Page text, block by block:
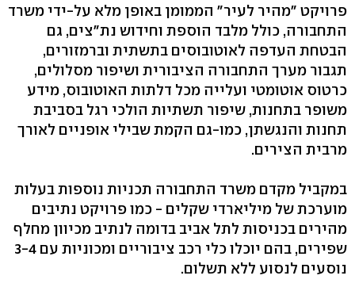
פרויקט "מהיר לעיר" הממומן באופן מלא על-ידי משרד
התחבורה, כולל מלבד הוספת וחידוש נת"צים, גם
הבטחת העדפה לאוטובוסים בתשתית וברמזורים,
תגבור מערך התחבורה הציבורית ושיפור מסלולים,
כרטוס אוטומטי ועלייה מכל דלתות האוטובוס, מידע
משופר בתחנות, שיפור תשתיות הולכי רגל בסביבת
תחנות והנגשתן, כמו-גם הקמת שבילי אופניים לאורך
מרבית הצירים.
במקביל מקדם משרד התחבורה תכניות נוספות בעלות
מוערכת של מיליארדי שקלים - כמו פרויקט נתיבים
מהירים בכניסות לתל אביב בדומה לנתיב מכיוון מחלף
שפירים, בהם יוכלו כלי רכב ציבוריים ומכוניות עם 3-4
נוסעים לנסוע ללא תשלום.